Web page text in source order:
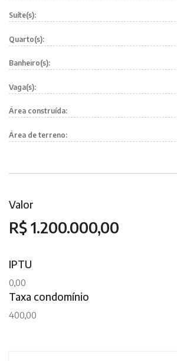
Suíte(s):
Quarto(s):
Banheiro(s):
Vaga(s):
Área construída:
Área de terreno:
Valor
R$ 1.200.000,00
IPTU
0,00
Taxa condomínio
400,00